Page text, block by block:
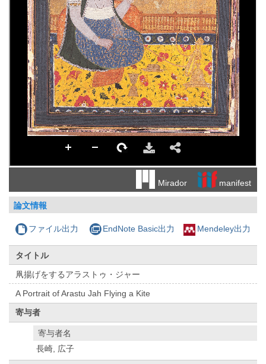
Mirador manifest
論文情報
ファイル出力 EndNote Basic出力 Mendeley出力
タイトル
凧揚げをするアラストゥ・ジャー
A Portrait of Arastu Jah Flying a Kite
寄与者
寄与者名
長崎, 広子